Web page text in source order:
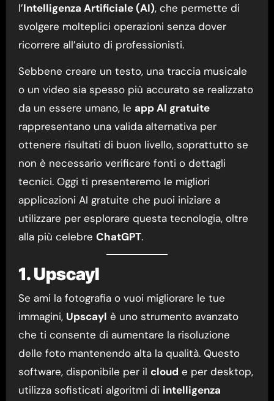
l’Intelligenza Artificiale (AI), che permette di
svolgere molteplici operazioni senza dover
ricorrere all’aiuto di professionisti.
Sebbene creare un testo, una traccia musicale
o un video sia spesso più accurato se realizzato
da un essere umano, le app AI gratuite
rappresentano una valida alternativa per
ottenere risultati di buon livello, soprattutto se
non è necessario verificare fonti o dettagli
tecnici. Oggi ti presenteremo le migliori
applicazioni AI gratuite che puoi iniziare a
utilizzare per esplorare questa tecnologia, oltre
alla più celebre ChatGPT.
1. Upscayl
Se ami la fotografia o vuoi migliorare le tue
immagini, Upscayl è uno strumento avanzato
che ti consente di aumentare la risoluzione
delle foto mantenendo alta la qualità. Questo
software, disponibile per il cloud e per desktop,
utilizza sofisticati algoritmi di intelligenza